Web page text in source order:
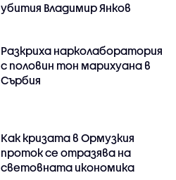
убития Владимир Янков
Разкриха нарколаборатория
с половин тон марихуана в
Сърбия
Как кризата в Ормузкия
проток се отразява на
световната икономика